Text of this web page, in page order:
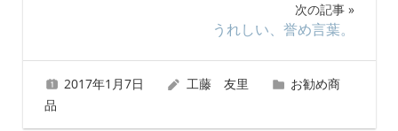
ビ
ゲ
次の記事
うれしい、誉め言葉。
2017年1月7日 工藤 友里
お勧め商
品